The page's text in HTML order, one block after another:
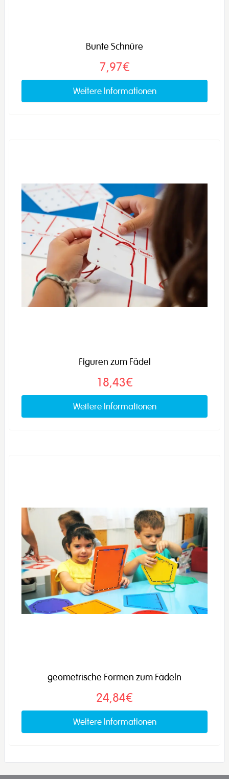
Bunte Schnüre
7,97€
Weitere Informationen
Figuren zum Fädel
18,43€
Weitere Informationen
geometrische Formen zum Fädeln
24,84€
Weitere Informationen